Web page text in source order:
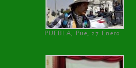
PUEBLA, Pue, 27 Enero